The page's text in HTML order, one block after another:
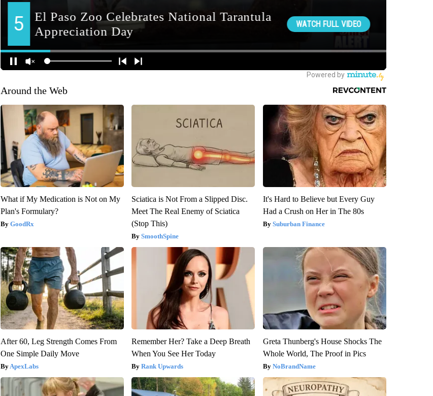
Around the Web
What if My Medication is Not on My
Plan's Formulary?
GoodRx
Sciatica is Not From a Slipped Disc.
Meet The Real Enemy of Sciatica
(Stop This)
SmoothSpine
It's Hard to Believe but Every Guy
Had a Crush on Her in The 80s
Suburban Finance
After 60, Leg Strength Comes From
One Simple Daily Move
ApexLabs
Remember Her? Take a Deep Breath
When You See Her Today
Rank Upwards
Greta Thunberg's House Shocks The
Whole World, The Proof in Pics
NoBrandName